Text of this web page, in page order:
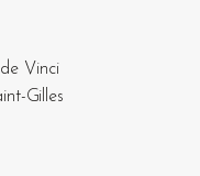
Vinci
Gilles